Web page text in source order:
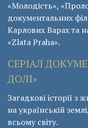
«Молодість»,
документальних
Карлових Варах та
«Zlata Praha».
СЕРІАЛ
ДОЛІ»
Загадкові історії
на українській
всьому світу.